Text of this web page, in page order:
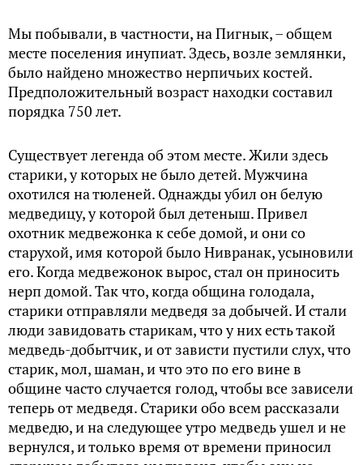
Мы побывали, в частности, на Пигнык, – общем
месте поселения инупиат. Здесь, возле землянки,
было найдено множество нерпичьих костей.
Предположительный возраст находки составил
порядка 750 лет.
Существует легенда об этом месте. Жили здесь
старики, у которых не было детей. Мужчина
охотился на тюленей. Однажды убил он белую
медведицу, у которой был детеныш. Привел
охотник медвежонка к себе домой, и они со
старухой, имя которой было Нивранак, усыновили
его. Когда медвежонок вырос, стал он приносить
нерп домой. Так что, когда община голодала,
старики отправляли медведя за добычей. И стали
люди завидовать старикам, что у них есть такой
медведь-добытчик, и от зависти пустили слух, что
старик, мол, шаман, и что это по его вине в
общине часто случается голод, чтобы все зависели
теперь от медведя. Старики обо всем рассказали
медведю, и на следующее утро медведь ушел и не
вернулся, и только время от времени приносил